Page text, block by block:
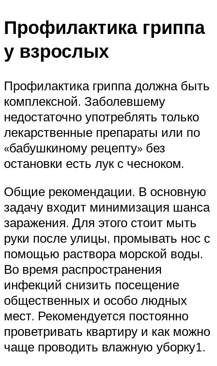
Профилактика гриппа
у взрослых
Профилактика гриппа должна быть
комплексной. Заболевшему
недостаточно употреблять только
лекарственные препараты или по
«бабушкиному рецепту» без
остановки есть лук с чесноком.
Общие рекомендации. В основную
задачу входит минимизация шанса
заражения. Для этого стоит мыть
руки после улицы, промывать нос с
помощью раствора морской воды.
Во время распространения
инфекций снизить посещение
общественных и особо людных
мест. Рекомендуется постоянно
проветривать квартиру и как можно
чаще проводить влажную уборку1.